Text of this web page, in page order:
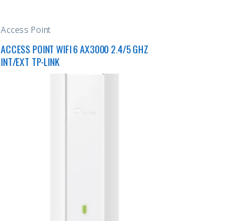
Access Point
ACCESS POINT WIFI 6 AX3000 2.4/5 GHZ
INT/EXT TP-LINK